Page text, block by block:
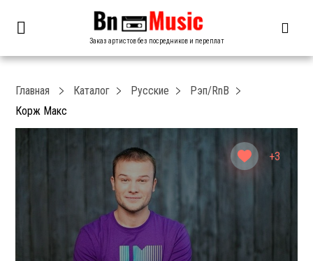
Заказ артистов без посредников и переплат
+3
Главная Каталог Русские
Рэп/RnB
Корж Макс